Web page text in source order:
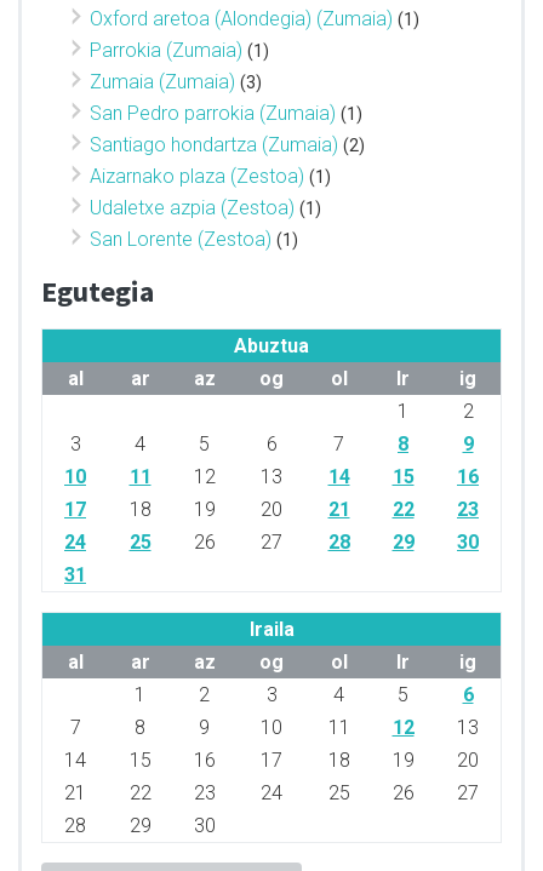
Oxford aretoa (Alondegia) (Zumaia) (1)
Parrokia (Zumaia) (1)
Zumaia (Zumaia) (3)
San Pedro parrokia (Zumaia) (1)
Santiago hondartza (Zumaia) (2)
Aizarnako plaza (Zestoa) (1)
Udaletxe azpia (Zestoa) (1)
San Lorente (Zestoa) (1)
Egutegia
Abuztua
al
ar az og ol lr
ig
1
2
3
4 5 6 7 8
9
10
11 12 13 14 15
16
17
18 19 20 21 22
23
24
25 26 27 28 29
30
31
Iraila
al
ar az og ol lr
ig
1
2 3 4 5
6
7
8 9 10 11 12
13
14
15 16 17 18 19
20
21
22 23 24 25 26
27
28
29 30